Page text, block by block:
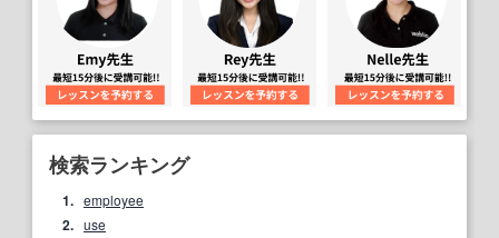
検索ランキング
1. employee
2. use